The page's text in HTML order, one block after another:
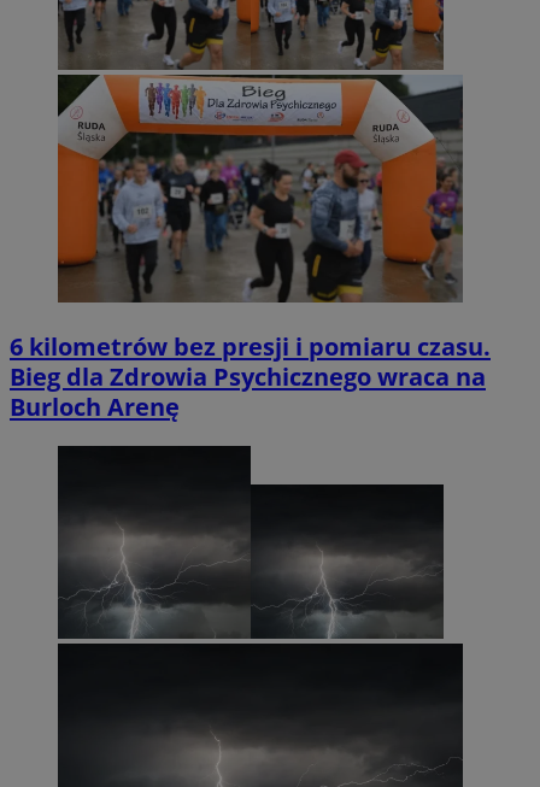
6 kilometrów bez presji i pomiaru czasu.
Bieg dla Zdrowia Psychicznego wraca na
Burloch Arenę